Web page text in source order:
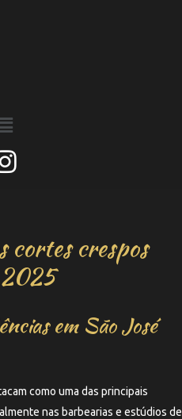
cortes crespos
2025
em São José
como uma das principais
nas barbearias e estúdios de